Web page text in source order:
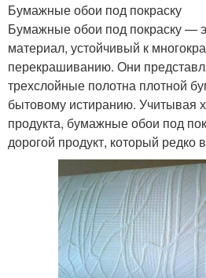
Бумажные обои под покраску
Бумажные обои под покраску —
материал, устойчивый к
перекрашиванию. Они
трехслойные полотна плотной
бытовому истиранию. Учитывая
продукта, бумажные обои под
дорогой продукт, который редко